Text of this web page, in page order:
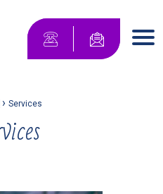
Contactez-
› Services